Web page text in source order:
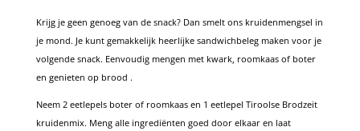
Krijg je geen genoeg van de snack? Dan smelt ons kruidenmengsel in
je mond. Je kunt gemakkelijk heerlijke sandwichbeleg maken voor je
volgende snack. Eenvoudig mengen met kwark, roomkaas of boter
en genieten op brood .
Neem 2 eetlepels boter of roomkaas en 1 eetlepel Tiroolse Brodzeit
kruidenmix. Meng alle ingrediënten goed door elkaar en laat